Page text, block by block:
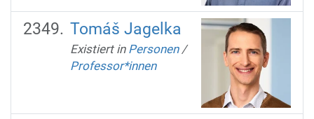
Tomáš Jagelka
Existiert in Personen /
Professor*innen